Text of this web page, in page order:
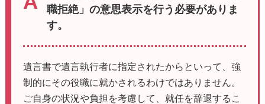
職拒絶」の意思表示を行う必要がありま
す。
遺言書で遺言執行者に指定されたからといって、強
制的にその役職に就かされるわけではありません。
ご自身の状況や負担を考慮して、就任を辞退するこ